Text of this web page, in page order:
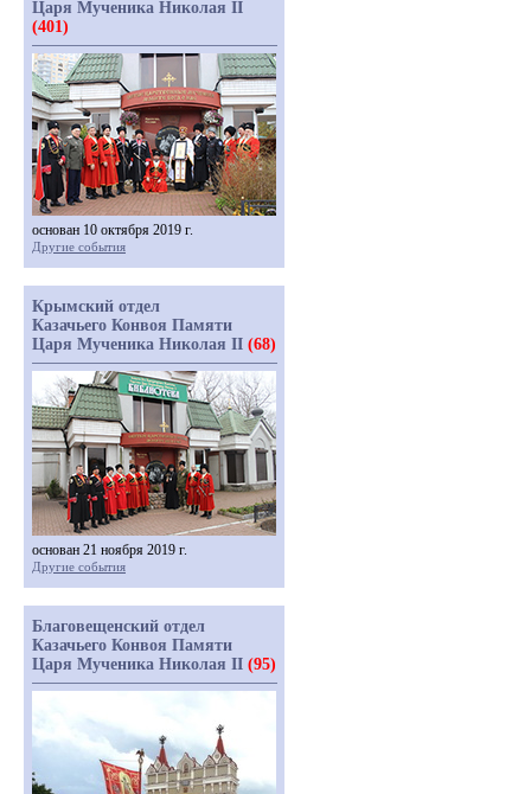
Царя Мученика Николая II
(401)
основан 10 октября 2019 г.
Другие события
Крымский отдел
Казачьего Конвоя Памяти
Царя Мученика Николая II (68)
основан 21 ноября 2019 г.
Другие события
Благовещенский отдел
Казачьего Конвоя Памяти
Царя Мученика Николая II (95)